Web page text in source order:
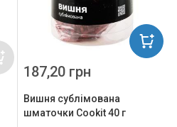
Вишня сублімована
шматочки Cookit 40 г
187,20 грн